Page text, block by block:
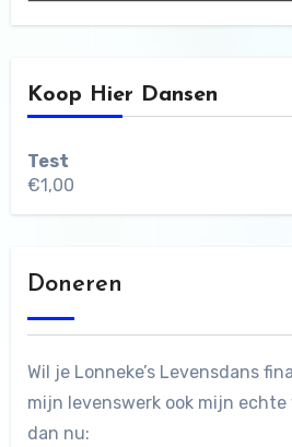
Koop Hier Dansen
Test
€1,00
Doneren
Wil je Lonneke’s Levensdans
mijn levenswerk ook mijn echte
dan nu: